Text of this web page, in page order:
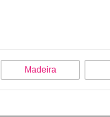
Madeira